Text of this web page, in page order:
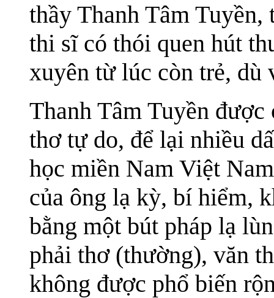
thầy Thanh Tâm
thi sĩ có thói quen hút
xuyên từ lúc còn trẻ, dù
Thanh Tâm Tuyền
thơ tự do, để lại nhiều
học miền Nam Việt
của ông lạ kỳ, bí hiểm,
bằng một bút pháp lạ
phải thơ (thường), văn
không được phổ biến